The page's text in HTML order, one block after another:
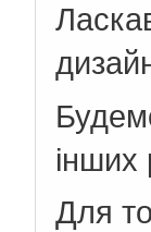
інших
Для